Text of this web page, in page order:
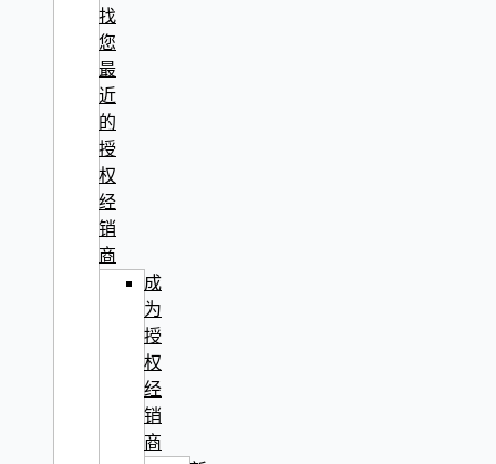
找
您
最
近
的
授
权
经
销
商
成
为
授
权
经
销
商